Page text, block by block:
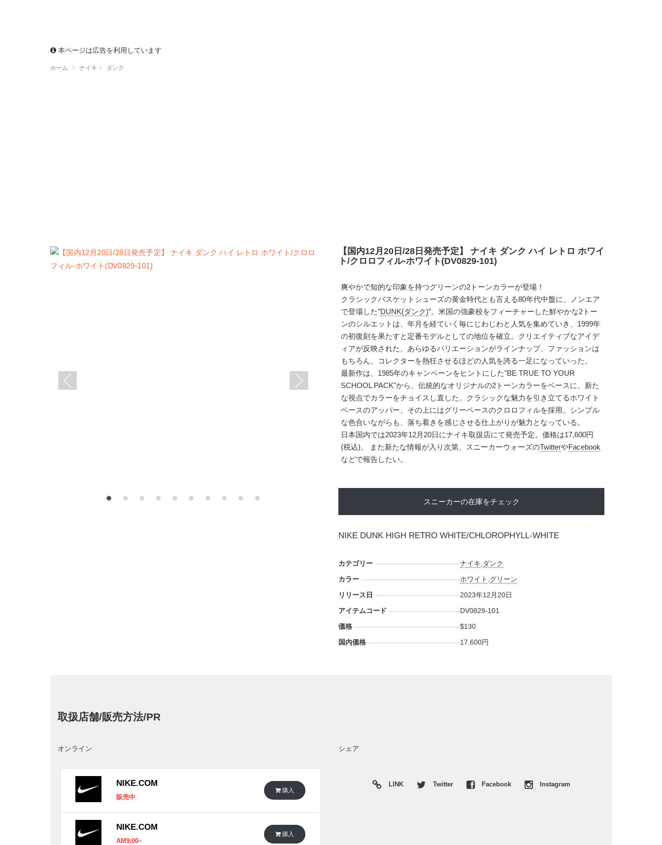
本ページは広告を利用しています
ホーム ナイキ ダンク
【国内12月20日/28日発売予定】 ナイキ ダンク ハイ レトロ ホワイ
ト/クロロフィル-ホワイト(DV0829-101)
爽やかで知的な印象を持つグリーンの2トーンカラーが登場！
クラシックバスケットシューズの黄金時代とも言える80年代中盤に、ノンエア
で登場した”DUNK(ダンク)”。米国の強豪校をフィーチャーした鮮やかな2トー
ンのシルエットは、年月を経ていく毎にじわじわと人気を集めていき、1999年
の初復刻を果たすと定番モデルとしての地位を確立。クリエイティブなアイデ
ィアが反映された、あらゆるバリエーションがラインナップ、ファッションは
もちろん、コレクターを熱狂させるほどの人気を誇る一足になっていった。
最新作は、1985年のキャンペーンをヒントにした"BE TRUE TO YOUR
SCHOOL PACK"から、伝統的なオリジナルの2トーンカラーをベースに、新た
な視点でカラーをチョイスし直した。クラシックな魅力を引き立てるホワイト
ベースのアッパー、その上にはグリーベースのクロロフィルを採用。シンプル
な色合いながらも、落ち着きを感じさせる仕上がりが魅力となっている。
日本国内では2023年12月20日にナイキ取扱店にて発売予定。価格は17,600円
(税込)。 また新たな情報が入り次第、スニーカーウォーズのTwitterやFacebook
などで報告したい。
スニーカーの在庫をチェック
NIKE DUNK HIGH RETRO WHITE/CHLOROPHYLL-WHITE
カテゴリー ナイキ ダンク
カラー
ホワイト グリーン
リリース日
2023年12月20日
アイテムコード
DV0829-101
価格
$130
国内価格
17,600円
取扱店舗/販売方法/PR
オンライン
NIKE.COM
販売中
購入
NIKE.COM
AM9:00~
購入
シェア
LINK Twitter Facebook Instagram